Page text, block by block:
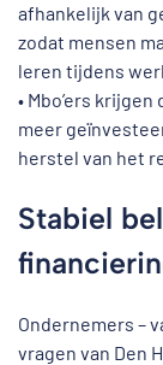
afhankelijk van
zodat mensen
leren tijdens
• Mbo’ers
meer
herstel van het
Stabiel
Ondernemers –
vragen van Den